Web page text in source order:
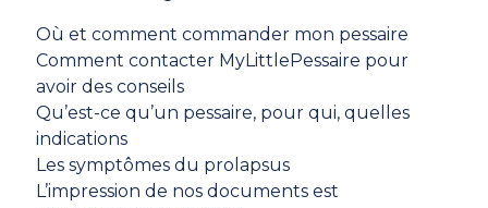
Où et comment commander mon pessaire
Comment contacter MyLittlePessaire pour
avoir des conseils
Qu’est-ce qu’un pessaire, pour qui, quelles
indications
Les symptômes du prolapsus
L’impression de nos documents est